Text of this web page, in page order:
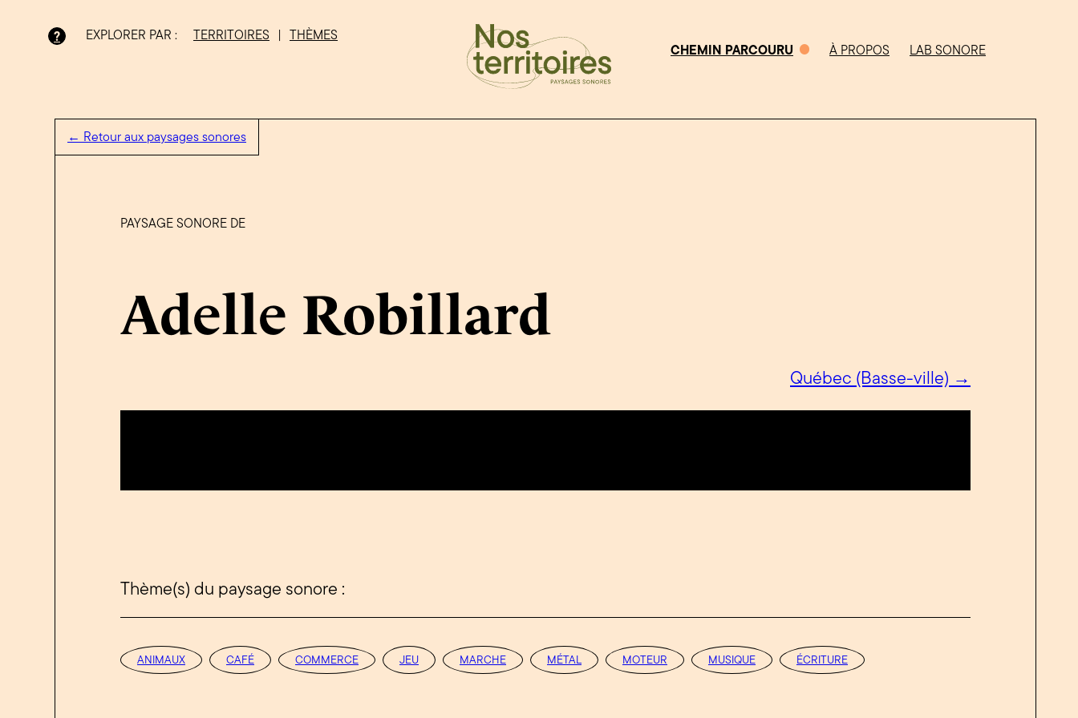
? EXPLORER PAR : TERRITOIRES
THÈMES
CHEMIN PARCOURU
À PROPOS LAB SONORE
← Retour aux paysages sonores
PAYSAGE SONORE DE
Adelle Robillard
Québec (Basse-ville) →
Thème(s) du paysage sonore :
ANIMAUX CAFÉ COMMERCE JEU MARCHE MÉTAL MOTEUR MUSIQUE ÉCRITURE